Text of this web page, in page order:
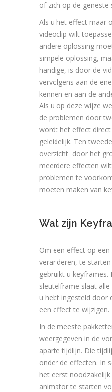
of zich op de geneste
Als u het effect maar
videoclip wilt
andere oplossing
simpele oplossing,
handige, is door de
vervolgens aan de
kennen en aan de
Als u op deze wijze
de problemen door
wordt het effect
geleidelijk. Ten
overzicht door het
meerdere effecten
problemen te
moeten maken van
Wat zijn
Om een effect op
veranderen, te
gebruikt u keyframes.
sleutelframe slaat
u hebt ingesteld door
een effect te wijzigen.
In de meeste
weergegeven in de
aparte tijdlijn. Die
onder de effecten. In
het eerst
animator te starten